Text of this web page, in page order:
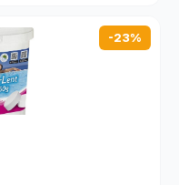
-23%